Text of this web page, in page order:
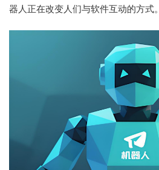
器人正在改变人们与软件互动的方式。